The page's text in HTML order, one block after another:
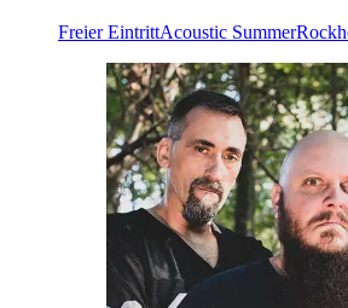
Freier EintrittAcoustic Summer